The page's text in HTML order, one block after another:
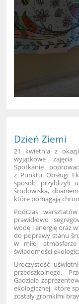
Dzień Ziemi
21 kwietnia z
wyjątkowe zajęcia
Spotkanie
z Punktu Obsługi
sposób przybliżyli
środowiska,
które pomagają
Podczas
prawidłowo
wodę i energię oraz
do poprawy stanu
w miłej
świadomości
Uroczystość
przedszkolnego.
Gadziała
ekologicznej, które
zostały gromkimi